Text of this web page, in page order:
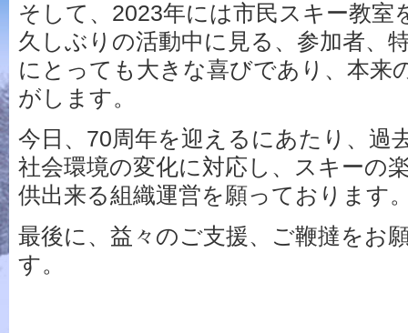
そして、2023年には市民スキー教室
久しぶりの活動中に見る、参加者、
にとっても大きな喜びであり、本来
がします。
今日、70周年を迎えるにあたり、過
社会環境の変化に対応し、スキーの
供出来る組織運営を願っております
最後に、益々のご支援、ご鞭撻をお
す。